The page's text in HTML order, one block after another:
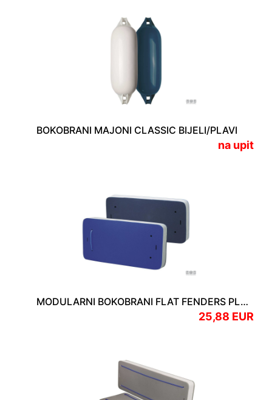
BOKOBRANI MAJONI CLASSIC BIJELI/PLAVI
na upit
MODULARNI BOKOBRANI FLAT FENDERS PLAVI V 490mm Š 180mm
25,88 EUR